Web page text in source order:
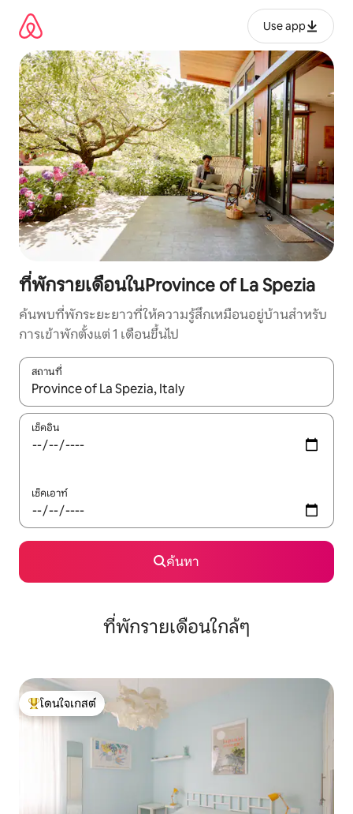
เนื้อหา
Use app
ที่พักรายเดือนในProvince of La Spezia
ค้นพบที่พักระยะยาวที่ให้ความรู้สึกเหมือนอยู่บ้านสำหรับ
การเข้าพักตั้งแต่ 1 เดือนขึ้นไป
สถานที่
ใช้ลูกศรขึ้นลง หรือใช้การสัมผัสหรือปัด เพื่อสำรวจผลการค้นหา
เช็คอิน
เช็คเอาท์
ค้นหา
ที่พักรายเดือนใกล้ๆ
โดนใจเกสต์ที่สุด
โดนใจเกสต์